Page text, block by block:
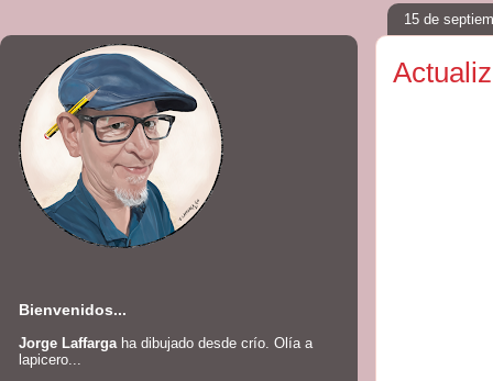
15 de
Bienvenidos...
Jorge Laffargaha dibujado desde crío. Olía a
lapicero...